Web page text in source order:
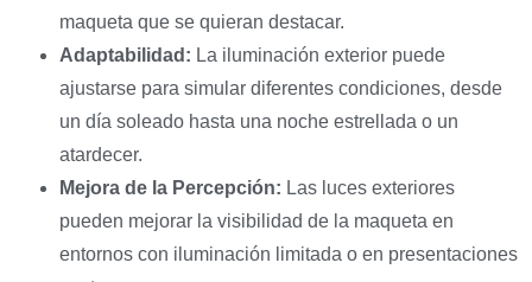
maqueta que se quieran destacar.
Adaptabilidad: La iluminación exterior puede
ajustarse para simular diferentes condiciones, desde
un día soleado hasta una noche estrellada o un
atardecer.
Mejora de la Percepción: Las luces exteriores
pueden mejorar la visibilidad de la maqueta en
entornos con iluminación limitada o en presentaciones